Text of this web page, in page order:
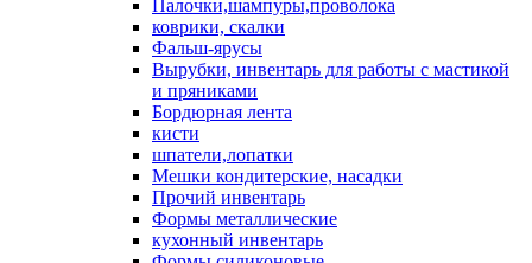
Палочки,шампуры,проволока
коврики, скалки
Фальш-ярусы
Вырубки, инвентарь для работы с мастикой
и пряниками
Бордюрная лента
кисти
шпатели,лопатки
Мешки кондитерские, насадки
Прочий инвентарь
Формы металлические
кухонный инвентарь